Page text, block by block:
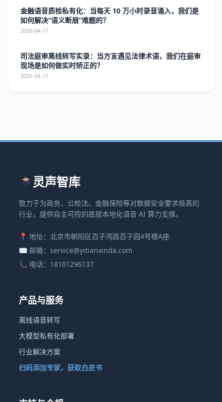
金融语音质检私有化：当每天 10 万小时录音涌入，我们是
如何解决“语义断层”难题的？
2026-04-17
司法庭审离线转写实录：当方言遇见法律术语，我们在庭审
现场是如何做实时矫正的？
2026-04-17
灵声智库
致力于为政务、公检法、金融保险等对数据安全要求极高的
行业，提供自主可控的底层本地化语音 AI 算力支撑。
📍 地址：北京市朝阳区百子湾路百子园4号楼A座
✉️ 邮箱：service@yitianxinda.com
📞 电话：18101296137
产品与服务
离线语音转写
大模型私有化部署
行业解决方案
扫码添加专家，获取白皮书